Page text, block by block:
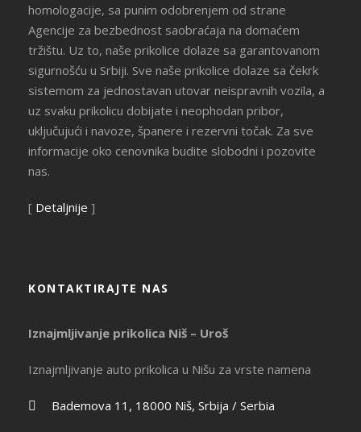
homologacije, sa punim odobrenjem od strane
Agencije za bezbednost saobraćaja na domaćem
tržištu. Uz to, naše prikolice dolaze sa garantovanom
sigurnošću u Srbiji. Sve naše prikolice dolaze sa čekrk
sistemom za jednostavan utovar neispravnih vozila, a
uz svaku prikolicu dobijate i neophodan pribor,
uključujući i navoze, španere i rezervni točak. Za sve
informacije oko cenovnika budite slobodni i pozovite
nas.
[ Detaljnije ]
KONTAKTIRAJTE NAS
Iznajmljivanje prikolica Niš – Uroš
Iznajmljivanje auto prikolica u Nišu za vrste namena
Bademova 11, 18000 Niš, Srbija / Serbia